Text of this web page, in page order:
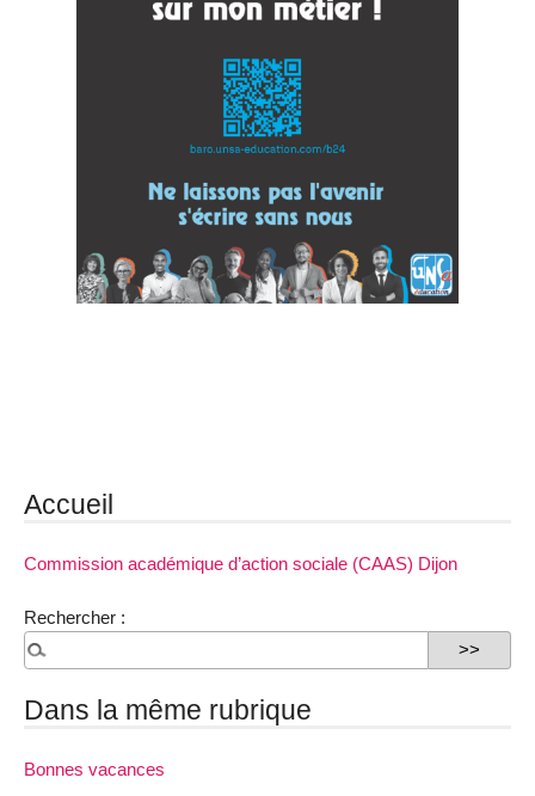
Accueil
Commission académique d’action sociale (CAAS) Dijon
Rechercher :
Dans la même rubrique
Bonnes vacances